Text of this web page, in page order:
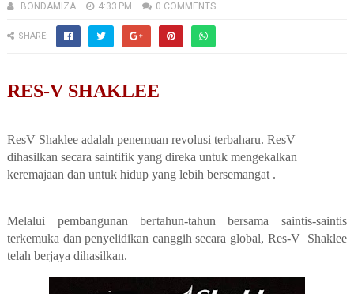
BONDAMIZA 4:33 PM 0 COMMENTS
SHARE:
RES-V SHAKLEE
ResV Shaklee adalah penemuan revolusi terbaharu. ResV
dihasilkan secara saintifik yang direka untuk mengekalkan
keremajaan dan untuk hidup yang lebih bersemangat .
Melalui pembangunan bertahun-tahun bersama saintis-saintis
terkemuka dan penyelidikan canggih secara global, Res-V Shaklee
telah berjaya dihasilkan.